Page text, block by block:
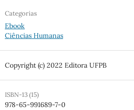
Categorias
Ebook
Ciências Humanas
Copyright (c) 2022 Editora UFPB
ISBN-13 (15)
978-65-991689-7-0